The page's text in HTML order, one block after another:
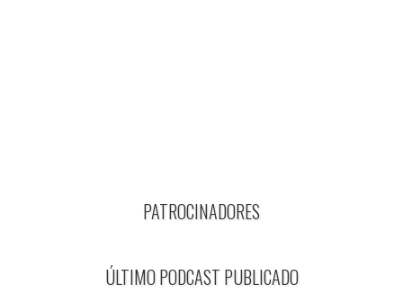
PATROCINADORES
ÚLTIMO PODCAST PUBLICADO